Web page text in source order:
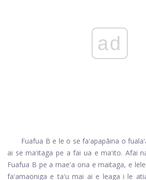
ad
Fuafua B e le o se faʻapapāina o
ai se maʻitaga pe a fai ua e maʻito. Afai
Fuafua B pe a maeʻa ona e maitaga, e
faʻamaoniga e taʻu mai ai e leaga i le